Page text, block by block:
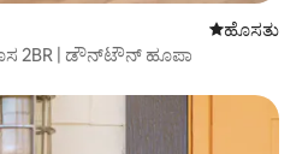
ವಾಸ್ತವ್ಯ
ಹೊಸತು
2BR | ಡೌನ್‌ಟೌನ್ ಹೂಪಾ